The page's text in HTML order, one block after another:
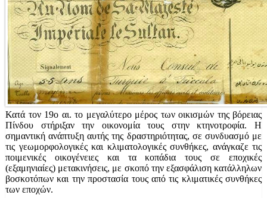
Κατά τον 19ο αι. το μεγαλύτερο μέρος των οικισμών της βόρειας
Πίνδου στήριξαν την οικονομία τους στην κτηνοτροφία. Η
σημαντική ανάπτυξη αυτής της δραστηριότητας, σε συνδυασμό με
τις γεωμορφολογικές και κλιματολογικές συνθήκες, ανάγκαζε τις
ποιμενικές οικογένειες και τα κοπάδια τους σε εποχικές
(εξαμηνιαίες) μετακινήσεις, με σκοπό την εξασφάλιση κατάλληλων
βοσκοτόπων και την προστασία τους από τις κλιματικές συνθήκες
των εποχών.